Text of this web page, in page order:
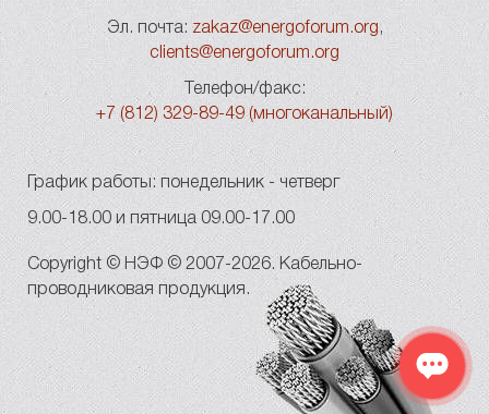
Эл. почта: zakaz@energoforum.org ,
clients@energoforum.org
Телефон/факс:
+7 (812) 329-89-49 (многоканальный)
График работы: понедельник - четверг
9.00-18.00 и пятница 09.00-17.00
Copyright © НЭФ © 2007-2026. Кабельно-
проводниковая продукция.